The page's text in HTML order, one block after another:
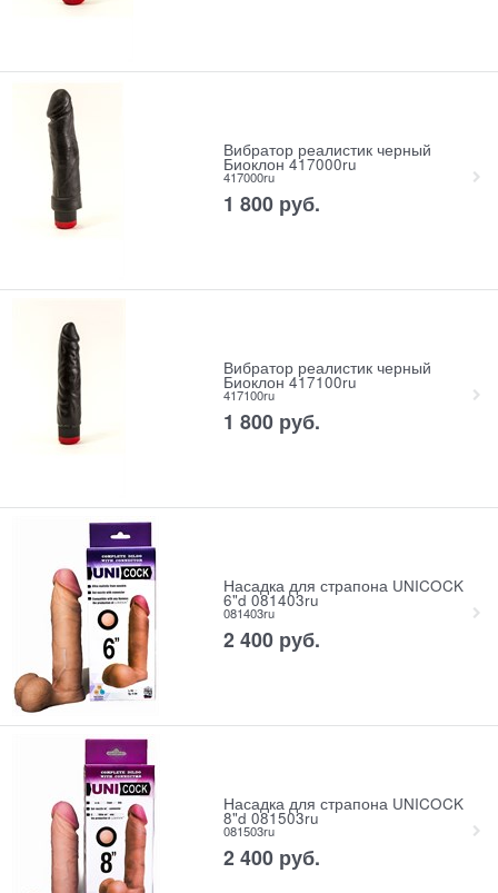
Вибратор реалистик черный
Биоклон 417000ru
417000ru
1 800 руб.
Вибратор реалистик черный
Биоклон 417100ru
417100ru
1 800 руб.
Насадка для страпона UNICOCK
6"d 081403ru
081403ru
2 400 руб.
Насадка для страпона UNICOCK
8"d 081503ru
081503ru
2 400 руб.